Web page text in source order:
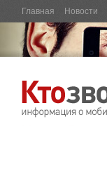
Главная Новости